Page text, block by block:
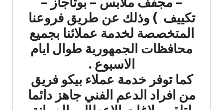
تكييف ) وذلك عن طريق فروعنا
المتخصصة لخدمة عملائنا بجميع
محافظات الجمهورية طوال ايام
الاسبوع .
كما توفر خدمة عملاء بيكو فريق
من افراد الدعم الفني جاهز دائما